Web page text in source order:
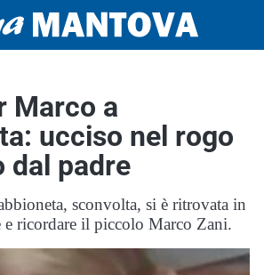
Marco a
ucciso nel rogo
dal padre
sconvolta, si è ritrovata in
e ricordare il piccolo Marco Zani.